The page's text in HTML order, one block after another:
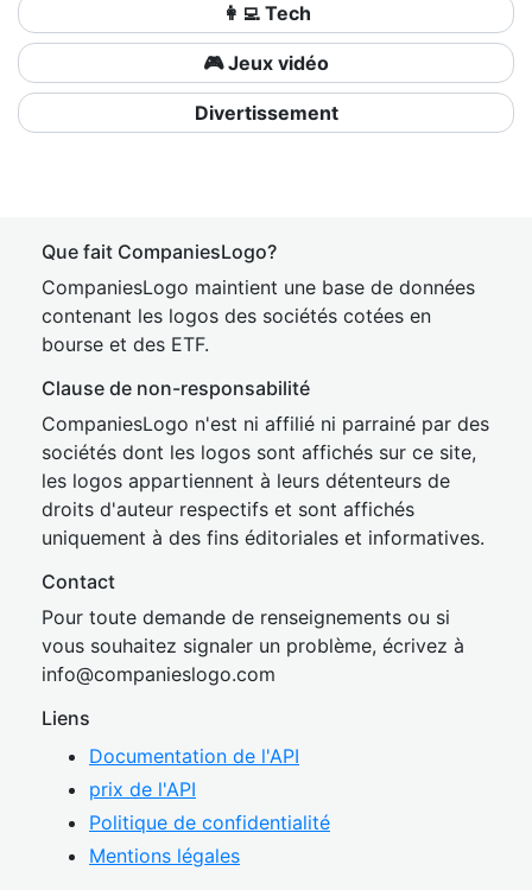
👩‍💻 Tech
🎮 Jeux vidéo
Divertissement
Que fait CompaniesLogo?
CompaniesLogo maintient une base de données
contenant les logos des sociétés cotées en
bourse et des ETF.
Clause de non-responsabilité
CompaniesLogo n'est ni affilié ni parrainé par des
sociétés dont les logos sont affichés sur ce site,
les logos appartiennent à leurs détenteurs de
droits d'auteur respectifs et sont affichés
uniquement à des fins éditoriales et informatives.
Contact
Pour toute demande de renseignements ou si
vous souhaitez signaler un problème, écrivez à
info@companieslogo.com
Liens
Documentation de l'API
prix de l'API
Politique de confidentialité
Mentions légales